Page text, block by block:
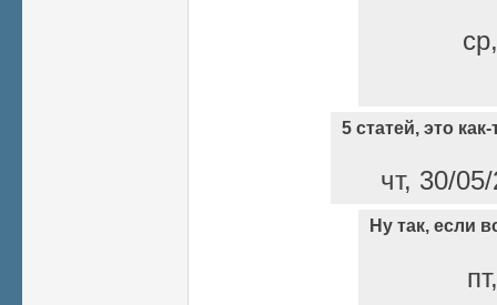
5 статей, это
чт, 30/
Ну так, если